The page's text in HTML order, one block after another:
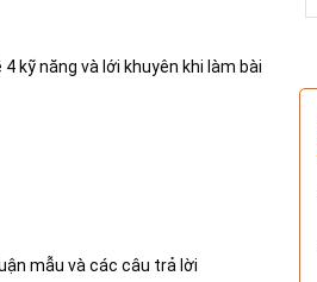
kỹ năng và lới khuyên khi làm bài
mẫu và các câu trả lời